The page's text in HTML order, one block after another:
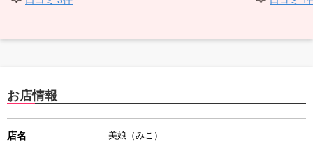
お店情報
店名 美娘（みこ）